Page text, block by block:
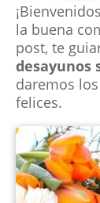
la buena
post, te
desayunos
daremos
felices.